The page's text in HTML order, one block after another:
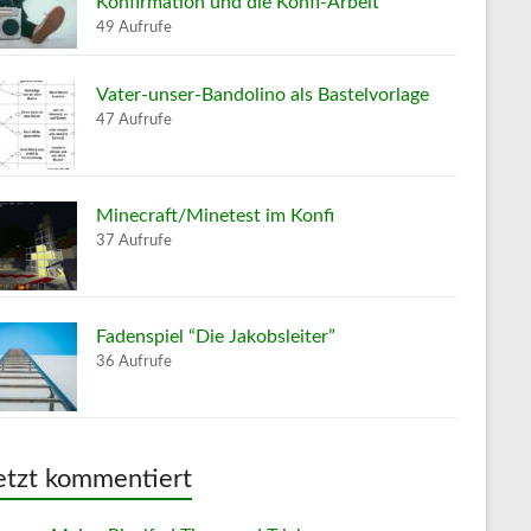
49 Aufrufe
Vater-unser-Bandolino als Bastelvorlage
47 Aufrufe
Minecraft/Minetest im Konfi
37 Aufrufe
Fadenspiel “Die Jakobsleiter”
36 Aufrufe
kommentiert